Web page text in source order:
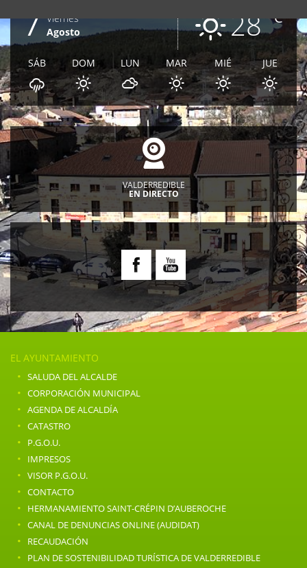
ºC
28
7 Viernes
Agosto
SÁB DOM LUN MAR MIÉ JUE
VALDERREDIBLE
EN DIRECTO
EL AYUNTAMIENTO
· SALUDA DEL ALCALDE
· CORPORACIÓN MUNICIPAL
· AGENDA DE ALCALDÍA
· CATASTRO
· P.G.O.U.
· IMPRESOS
· VISOR P.G.O.U.
· CONTACTO
· HERMANAMIENTO SAINT-CRÉPIN D’AUBEROCHE
· CANAL DE DENUNCIAS ONLINE (AUDIDAT)
· RECAUDACIÓN
· PLAN DE SOSTENIBILIDAD TURÍSTICA DE VALDERREDIBLE